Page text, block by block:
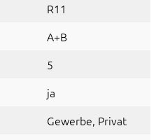
R11
A+B
5
ja
Gewerbe, Privat